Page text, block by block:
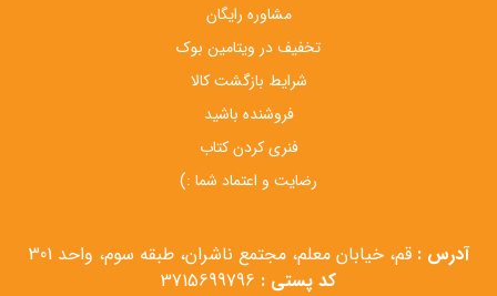
مشاوره رایگان
تخفیف در ویتامین بوک
شرایط بازگشت کالا
فروشنده باشید
فنری کردن کتاب
رضایت و اعتماد شما :)
آدرس : قم، خیابان معلم، مجتمع ناشران، طبقه سوم، واحد 301
کد پستی :